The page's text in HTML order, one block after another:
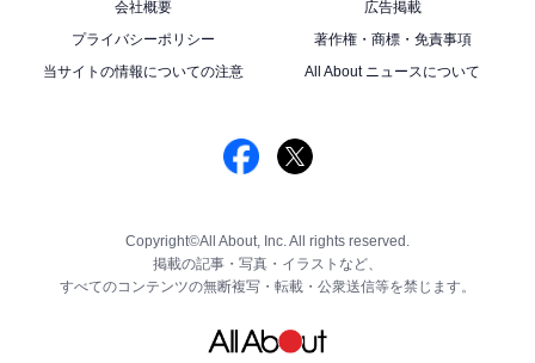
会社概要
広告掲載
プライバシーポリシー
著作権・商標・免責事項
当サイトの情報についての注意
All About ニュースについて
Copyright©All About, Inc. All rights reserved.
掲載の記事・写真・イラストなど、
すべてのコンテンツの無断複写・転載・公衆送信等を禁じます。